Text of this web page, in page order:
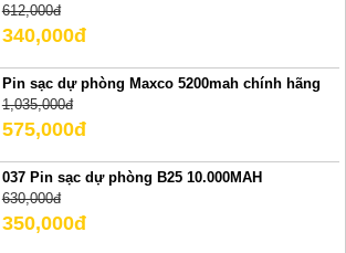
612,000đ
340,000đ
Pin sạc dự phòng Maxco 5200mah chính hãng
1,035,000đ
575,000đ
037 Pin sạc dự phòng B25 10.000MAH
630,000đ
350,000đ